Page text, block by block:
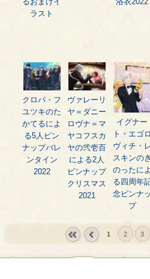
ラスト
クロバ・フ
ユツキのた
かてるによ
る5人ピン
ナップバレ
ンタイン
2022
ヴァレーリ
ヤ＝ダニー
ロヴナ＝マ
ヤコフスカ
ヤの弐壱百
による2人
ピンナップ
クリスマス
2021
イグナー
ト・エゴロ
ヴィチ・
スキンのき
のったによ
る四周年
念ピンナッ
プ
1 2 3